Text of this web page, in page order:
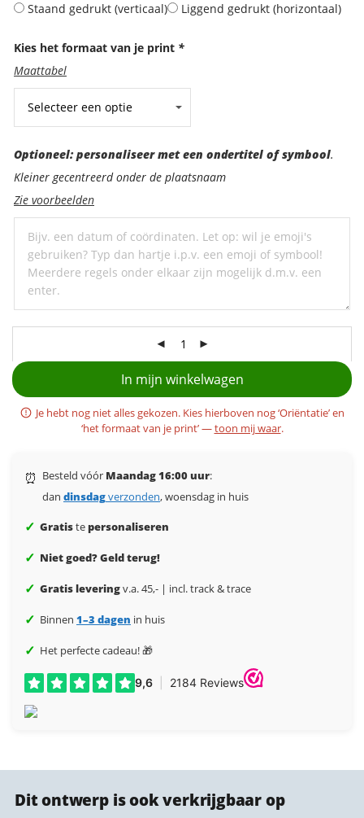
Staand gedrukt (verticaal) Liggend gedrukt (horizontaal)
Kies het formaat van je print *
Maattabel
Optioneel:
personaliseer
met
een
ondertitel
Optioneel: personaliseer met een ondertitel of symbool.
Kleiner gecentreerd onder de plaatsnaam
Zie voorbeelden
In mijn winkelwagen
Je hebt nog niet alles gekozen. Kies hierboven nog ‘Oriëntatie’ en
‘het formaat van je print’ —toon mij waar.
⏰ Besteld vóór Maandag 16:00 uur:
dan dinsdagverzonden, woensdag in huis
✓ Gratistepersonaliseren
✓ Niet goed? Geld terug!
✓ Gratis leveringv.a. 45,- | incl. track & trace
✓ Binnen 1–3 dagen in huis
✓ Het perfecte cadeau! 🎁
Dit ontwerp is ook verkrijgbaar op
stadsprint